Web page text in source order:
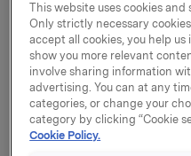
704 mill. kroner i
tilsvarende periode i
betydelige
integreringen med
Personal, Orkla Food
International kunne vise
er det en utfordrende
Confectionery & Snacks,
This website uses cookies and
Only strictly necessary
accept all cookies, you help
show you more relevant
involve sharing information
advertising. You can at any
categories, or change your
category by clicking “Cookie
Cookie Policy.